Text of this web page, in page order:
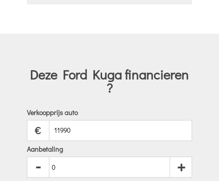
Deze Ford Kuga financieren
?
Verkoopprijs auto
€
Aanbetaling
- +